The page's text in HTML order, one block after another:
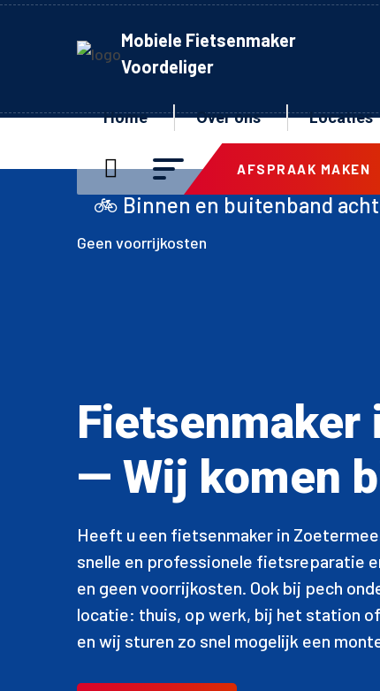
Mobiele Fietsenmaker
Voordeliger
Home Over ons Locaties
AFSPRAAK MAKEN
en buitenband achter inclusief
Geen voorrijkosten
Fietsenmaker
— Wij komen
Heeft u een fietsenmaker in
snelle en professionele fietsreparatie
en geen voorrijkosten. Ook bij pech
locatie: thuis, op werk, bij het station
en wij sturen zo snel mogelijk een